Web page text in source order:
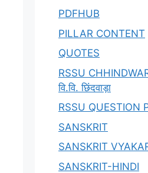
PDFHUB
PILLAR CONTENT
QUOTES
RSSU
वि.वि. छिंदवाड़ा
RSSU QUESTION
SANSKRIT
SANSKRIT
SANSKRIT-HINDI